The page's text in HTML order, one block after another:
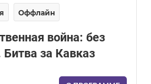
Оффлайн
война: без
Битва за Кавказ